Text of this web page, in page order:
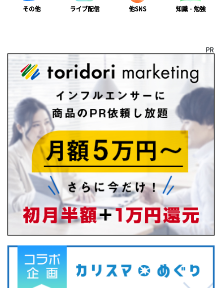
その他 ライブ配信 他SNS 知識・勉強
PR